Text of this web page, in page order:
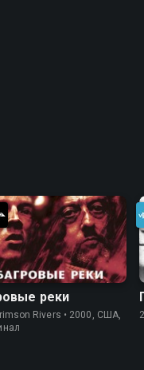
приводит
реки
Rivers • 2000, США,